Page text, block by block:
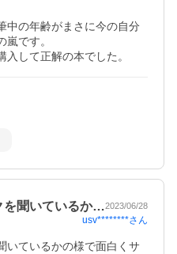
中の年齢がまさに今の自分
です。
して正解の本でした。
を聞いているか…2023/06/28
usv********さん
いているかの様で面白くサ